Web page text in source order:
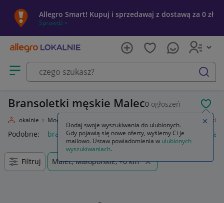
Allegro Smart! Kupuj i sprzedawaj z dostawą za 0 zł
Sprawdź »
Otwórz menu z kategoriami
szukaj
Bransoletki męskie Malec0 ogłoszeń
Lokalnie Moda Bransoletki
Podobne: bransoletki bransoletki złote 585 bransoletki
Filtruj Malec, Małopolskie, +0 km
Dodaj swoje wyszukiwania do ulubionych.
Gdy pojawią się nowe oferty, wyślemy Ci je
mailowo. Ustaw powiadomienia w ulubionych
wyszukiwaniach.